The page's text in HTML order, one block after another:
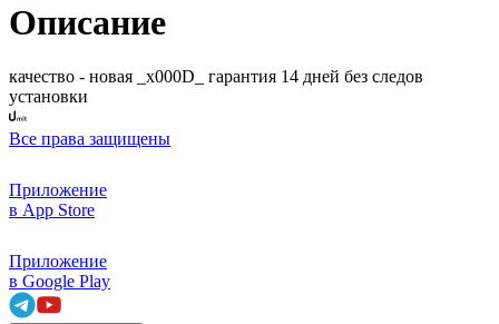
Описание
качество - новая _x000D_ гарантия 14 дней без следов
установки
Все права защищены
Приложение
в App Store
Приложение
в Google Play